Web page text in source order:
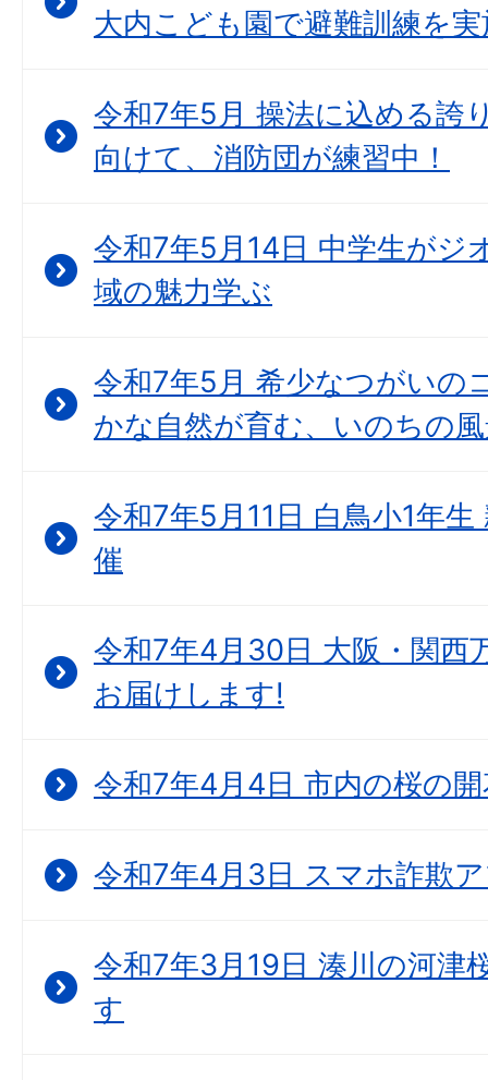
大内こども園で避難訓練を実
令和7年5月 操法に込める誇
向けて、消防団が練習中！
令和7年5月14日 中学生がジ
域の魅力学ぶ
令和7年5月 希少なつがいの
かな自然が育む、いのちの
令和7年5月11日 白鳥小1年
催
令和7年4月30日 大阪・関西
お届けします!
令和7年4月4日 市内の桜の
令和7年4月3日 スマホ詐欺
令和7年3月19日 湊川の河津
す